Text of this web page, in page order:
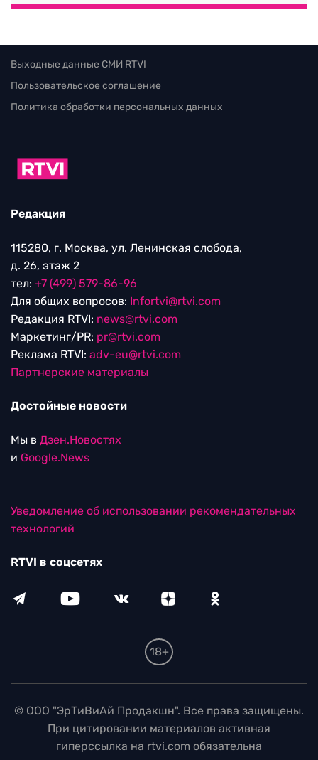
Выходные данные СМИ RTVI
Пользовательское соглашение
Политика обработки персональных данных
Редакция
115280, г. Москва, ул. Ленинская слобода,
д. 26, этаж 2
тел: +7 (499) 579-86-96
Для общих вопросов: Infortvi@rtvi.com
Редакция RTVI: news@rtvi.com
Маркетинг/PR: pr@rtvi.com
Реклама RTVI: adv-eu@rtvi.com
Партнерские материалы
Достойные новости
Мы в Дзен.Новостях
и Google.News
Уведомление об использовании рекомендательных
технологий
RTVI в соцсетях
18+
© ООО "ЭрТиВиАй Продакшн". Все права защищены.
При цитировании материалов активная
гиперссылка на rtvi.com обязательна